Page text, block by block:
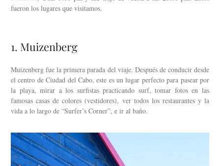
fueron los lugares que visitamos.
1. Muizenberg
Muizenberg fue la primera parada del viaje. Después de conducir desde
el centro de Ciudad del Cabo, este es un lugar perfecto para pasear por
la playa, mirar a los surfistas practicando surf, tomar fotos en las
famosas casas de colores (vestidores), ver todos los restaurantes y la
vida a lo largo de “Surfer’s Corner”, e ir al baño.